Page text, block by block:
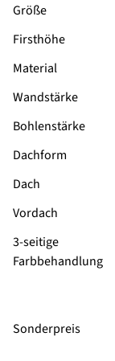
Größe
Firsthöhe
Material
Wandstärke
Bohlenstärke
Dachform
Dach
Vordach
3-seitige
Farbbehandlung
Sonderpreis